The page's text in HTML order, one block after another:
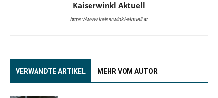
Kaiserwinkl Aktuell
https://www.kaiserwinkl-aktuell.at
VERWANDTE ARTIKEL MEHR VOM AUTOR